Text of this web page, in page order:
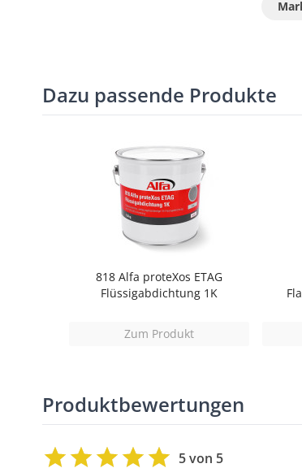
Dazu passende Produkte
818 Alfa proteXos ETAG
Flüssigabdichtung 1K
Zum Produkt
Produktbewertungen
5 von 5